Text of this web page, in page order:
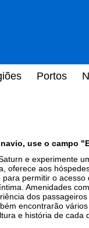
Portos
use o campo
e experimente
oferece aos
permitir o
Amenidades
dos
encontrarão
e história de cada